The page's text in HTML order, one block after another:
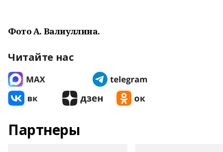
Фото А. Валиуллина.
Читайте нас
Партнеры